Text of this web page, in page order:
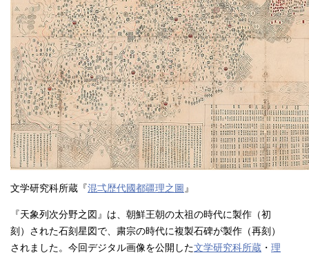
文学研究科所蔵『混弌歴代國都疆理之圖 』
『天象列次分野之図』は、朝鮮王朝の太祖の時代に製作（初
刻）された石刻星図で、粛宗の時代に複製石碑が製作（再刻）
されました。今回デジタル画像を公開した文学研究科所蔵 ・ 理